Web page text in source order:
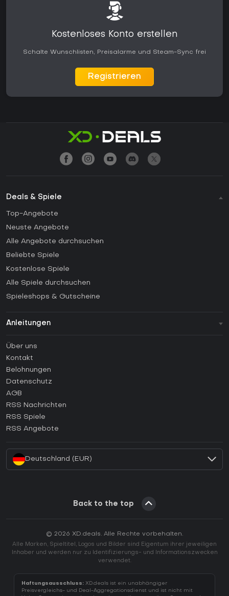
Kostenloses Konto erstellen
Schalte Wunschlisten, Preisalarme und Steam-Sync frei
Registrieren
Deals & Spiele
Top-Angebote
Neuste Angebote
Alle Angebote durchsuchen
Beliebte Spiele
Kostenlose Spiele
Alle Spiele durchsuchen
Spieleshops & Gutscheine
Anleitungen
Anleitungen
Wie aktiviert man einen Steam CD Key?
Wie aktiviert man einen Epic Games CD Key?
Wie aktiviert man einen GOG CD Key?
Wie aktiviert man einen Ubisoft Connect CD Key?
Über uns
Kontakt
Belohnungen
Datenschutz
AGB
RSS Nachrichten
RSS Spiele
RSS Angebote
Deutschland (EUR)
Back to the top
© 2026 XD.deals. Alle Rechte vorbehalten.
Alle Marken, Spieltitel, Logos und Bilder sind Eigentum ihrer jeweiligen
Inhaber und werden nur zu Identifizierungs- und Informationszwecken
verwendet.
Haftungsausschluss: XD.deals ist ein unabhängiger
Preisvergleichs- und Deal-Aggregationsdienst und ist nicht mit